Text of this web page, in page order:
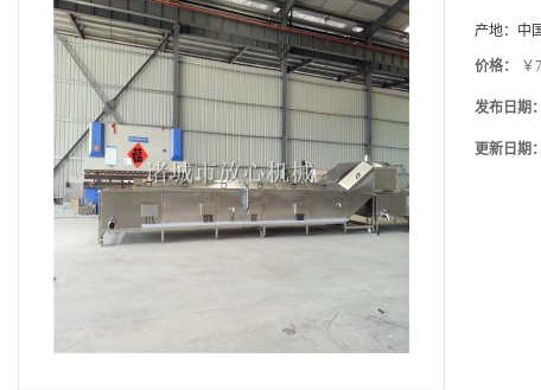
产地： 中
价格： ￥
发布日期：
更新日期：